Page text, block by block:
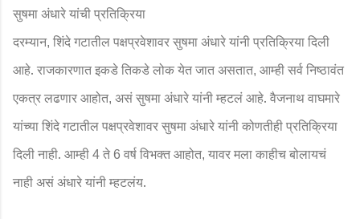
सुषमा अंधारे यांची प्रतिक्रिया
दरम्यान, शिंदे गटातील पक्षप्रवेशावर सुषमा अंधारे यांनी प्रतिक्रिया दिली
आहे. राजकारणात इकडे तिकडे लोक येत जात असतात, आम्ही सर्व निष्ठावंत
एकत्र लढणार आहोत, असं सुषमा अंधारे यांनी म्हटलं आहे. वैजनाथ वाघमारे
यांच्या शिंदे गटातील पक्षप्रवेशावर सुषमा अंधारे यांनी कोणतीही प्रतिक्रिया
दिली नाही. आम्ही 4 ते 6 वर्ष विभक्त आहोत, यावर मला काहीच बोलायचं
नाही असं अंधारे यांनी म्हटलंय.